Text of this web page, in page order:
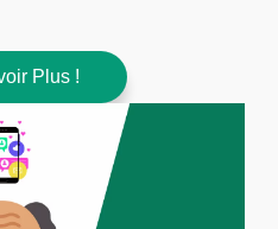
Plus !